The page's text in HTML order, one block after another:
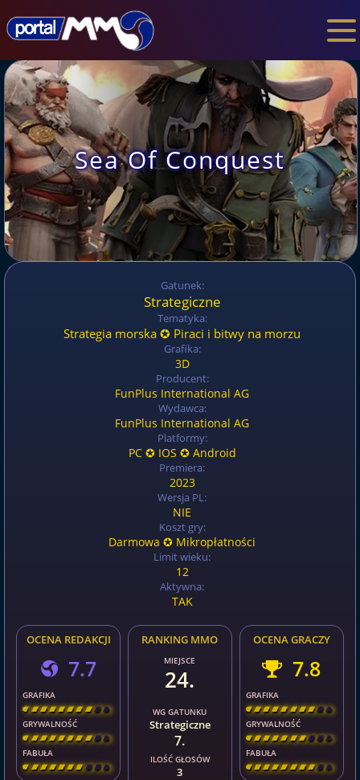
Sea Of Conquest
Gatunek:
Strategiczne
Tematyka:
Strategia morska ✪ Piraci i bitwy na morzu
Grafika:
3D
Producent:
FunPlus International AG
Wydawca:
FunPlus International AG
Platformy:
PC ✪ IOS ✪ Android
Premiera:
2023
Wersja PL:
NIE
Koszt gry:
Darmowa ✪ Mikropłatności
Limit wieku:
12
Aktywna:
TAK
RANKING MMO
MIEJSCE
24.
WG GATUNKU
Strategiczne
7.
ILOŚĆ GŁOSÓW
3
OCENA GRACZY
7.8
GRAFIKA
[ \ \ \ \ \ \ \ \ ]
GRYWALNOŚĆ
[ \ \ \ \ \ \ \ \ ]
FABUŁA
[ \ \ \ \ \ \ \ \ ]
OCENA REDAKCJI
7.7
GRAFIKA
[ \ \ \ \ \ \ \ \ ]
GRYWALNOŚĆ
[ \ \ \ \ \ \ \ \ ]
FABUŁA
[ \ \ \ \ \ \ \ \ ]